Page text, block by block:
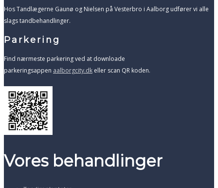
​Hos Tandlægerne Gaunø og Nielsen på Vesterbro i Aalborg udfører vi alle
slags tandbehandlinger.
Parkering
Find nærmeste parkering ved at downloade
parkeringsappen aalborgcity.dk eller scan QR koden.
Vores behandlinger